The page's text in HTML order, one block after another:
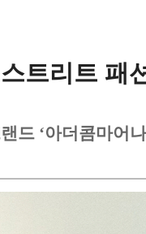
트리트 패
드 ‘아더콤마어